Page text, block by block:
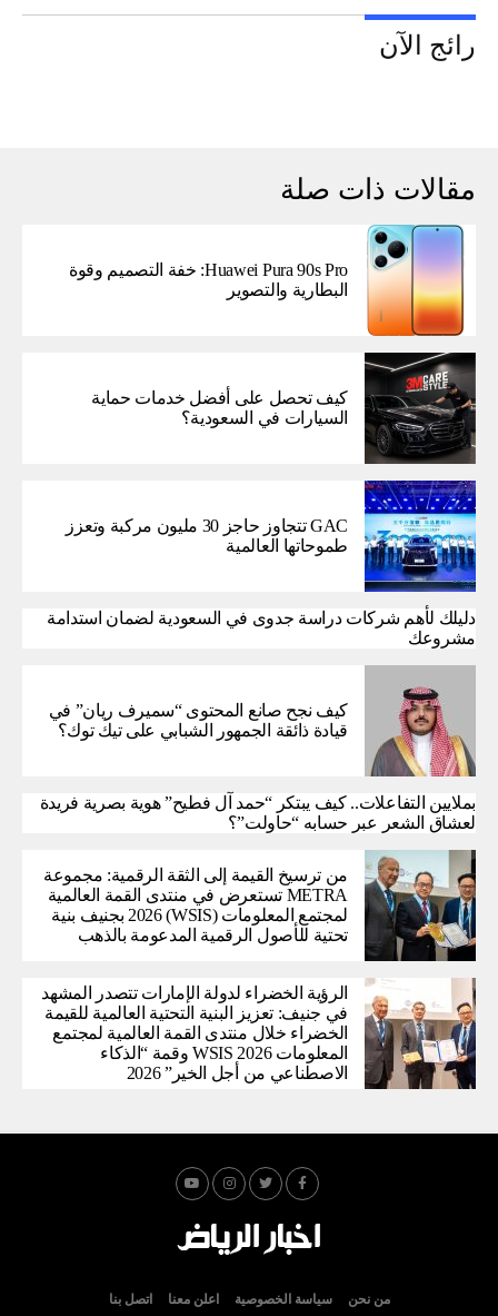
رائج الآن
مقالات ذات صلة
Huawei Pura 90s Pro: خفة التصميم وقوة
البطارية والتصوير
كيف تحصل على أفضل خدمات حماية
السيارات في السعودية؟
GAC تتجاوز حاجز 30 مليون مركبة وتعزز
طموحاتها العالمية
دليلك لأهم شركات دراسة جدوى في السعودية لضمان استدامة
مشروعك
كيف نجح صانع المحتوى “سميرف ريان” في
قيادة ذائقة الجمهور الشبابي على تيك توك؟
بملايين التفاعلات.. كيف يبتكر “حمد آل فطيح” هوية بصرية فريدة
لعشاق الشعر عبر حسابه “حاولت”؟
من ترسيخ القيمة إلى الثقة الرقمية: مجموعة
METRA تستعرض في منتدى القمة العالمية
لمجتمع المعلومات (WSIS) 2026 بجنيف بنية
تحتية للأصول الرقمية المدعومة بالذهب
الرؤية الخضراء لدولة الإمارات تتصدر المشهد
في جنيف: تعزيز البنية التحتية العالمية للقيمة
الخضراء خلال منتدى القمة العالمية لمجتمع
المعلومات WSIS 2026 وقمة “الذكاء
الاصطناعي من أجل الخير” 2026
من نحن سياسة الخصوصية اعلن معنا اتصل بنا